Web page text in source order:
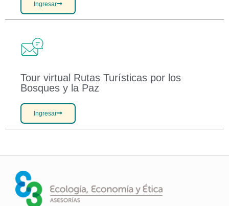
Ingresar
Tour virtual Rutas Turísticas por los
Bosques y la Paz
Ingresar